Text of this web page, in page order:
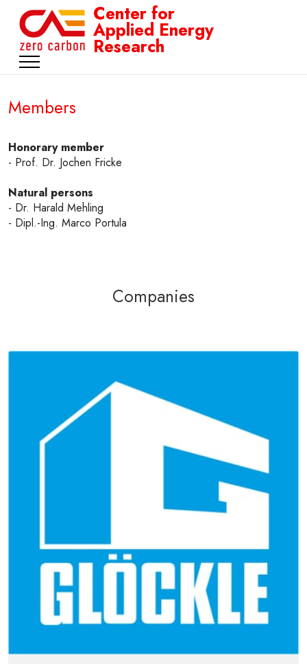
Center for
Applied Energy
Research
Members
Honorary member
- Prof. Dr. Jochen Fricke
Natural persons
- Dr. Harald Mehling
- Dipl.-Ing. Marco Portula
Companies